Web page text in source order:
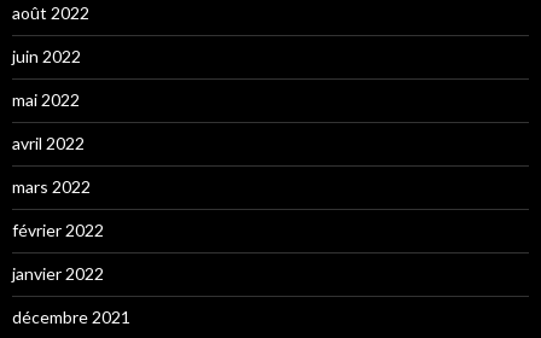
août 2022
juin 2022
mai 2022
avril 2022
mars 2022
février 2022
janvier 2022
décembre 2021